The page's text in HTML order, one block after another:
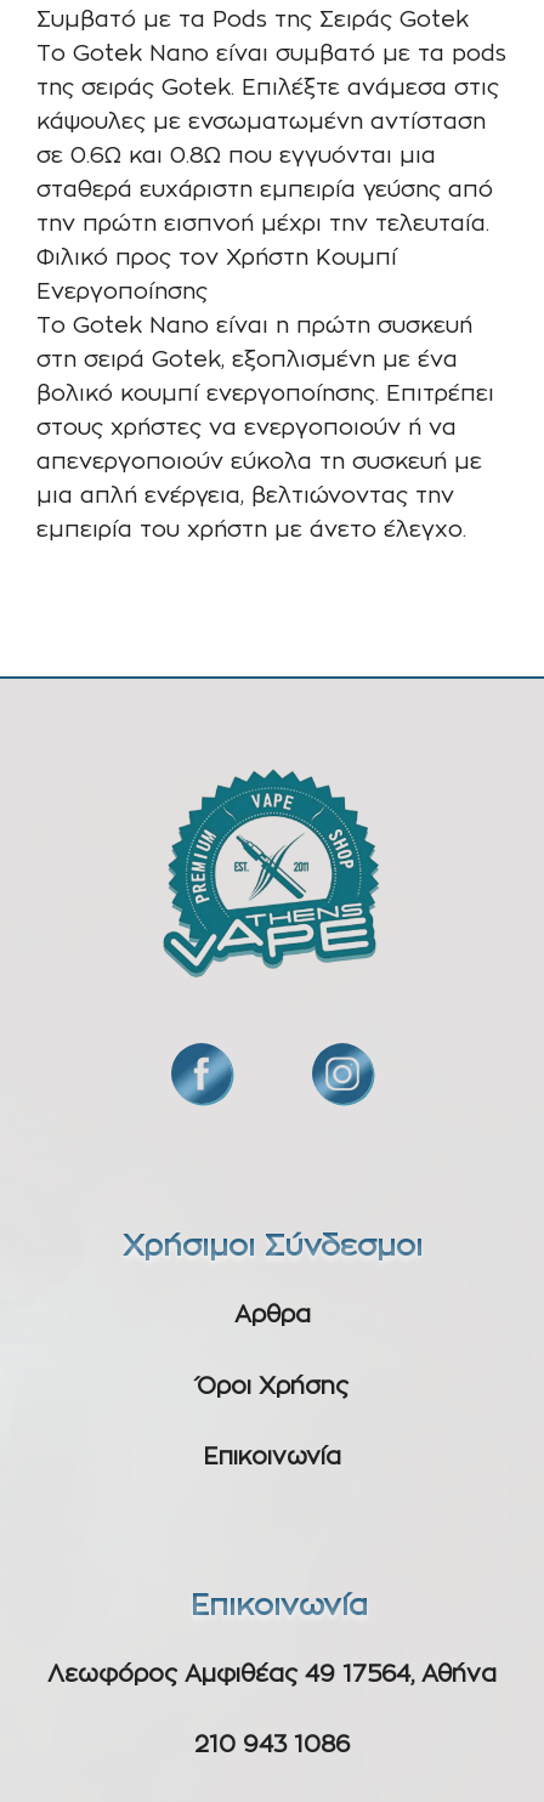
Συμβατό με τα Pods της Σειράς Gotek
Το Gotek Nano είναι συμβατό με τα pods
της σειράς Gotek. Επιλέξτε ανάμεσα στις
κάψουλες με ενσωματωμένη αντίσταση
σε 0.6Ω και 0.8Ω που εγγυόνται μια
σταθερά ευχάριστη εμπειρία γεύσης από
την πρώτη εισπνοή μέχρι την τελευταία.
Φιλικό προς τον Χρήστη Κουμπί
Ενεργοποίησης
Το Gotek Nano είναι η πρώτη συσκευή
στη σειρά Gotek, εξοπλισμένη με ένα
βολικό κουμπί ενεργοποίησης. Επιτρέπει
στους χρήστες να ενεργοποιούν ή να
απενεργοποιούν εύκολα τη συσκευή με
μια απλή ενέργεια, βελτιώνοντας την
εμπειρία του χρήστη με άνετο έλεγχο.
Χρήσιμοι Σύνδεσμοι
Αρθρα
Όροι Χρήσης
Επικοινωνία
Επικοινωνία
Λεωφόρος Αμφιθέας 49 17564, Αθήνα
210 943 1086